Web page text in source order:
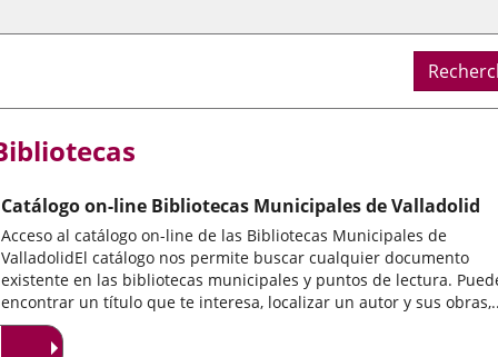
Catálogo on-line Bibliotecas Municipales de Valladolid
Acceso al catálogo on-line de las Bibliotecas Municipales de
ValladolidEl catálogo nos permite buscar cualquier documento
existente en las bibliotecas municipales y puntos de lectura.
encontrar un título que te interesa, localizar un autor y sus